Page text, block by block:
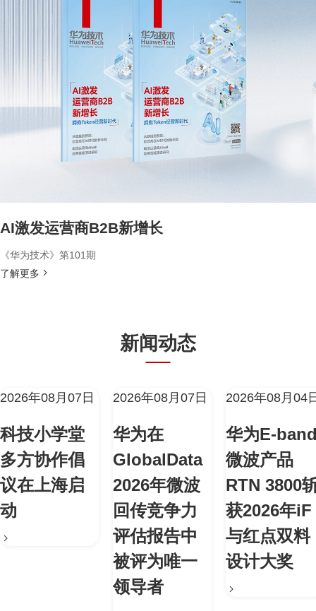
AI激发运营商B2B新增长
《华为技术》第101期
了解更多
新闻动态
2026年08月07日
科技小学堂
多方协作倡
议在上海启
动
2026年08月07日
华为在
GlobalData
2026年微波
回传竞争力
评估报告中
被评为唯一
领导者
2026年08月04
华为E-
微波产品
RTN 3800
获2026年iF
与红点双料
设计大奖